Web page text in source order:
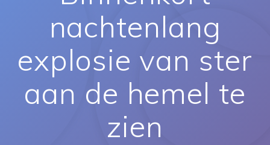
nachtenlang
explosie van ster
aan de hemel te
zien